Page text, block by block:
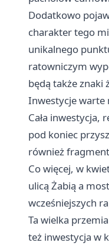
Dodatkowo
charakter tego
unikalnego
ratowniczym
będą także znaki
Inwestycje warte
Cała inwestycja,
pod koniec
również
Co więcej, w
ulicą Żabią a
wcześniejszych
Ta wielka
też inwestycja w